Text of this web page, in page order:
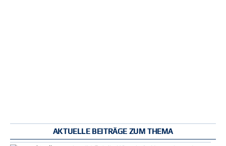
AKTUELLE BEITRÄGE ZUM THEMA